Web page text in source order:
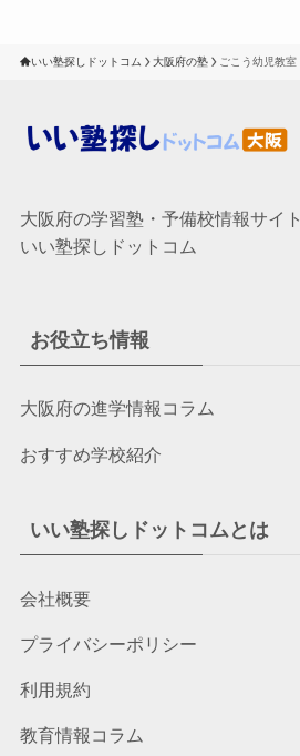
いい塾探しドットコム 大阪府の塾 ごこう幼児教室
大阪府の学習塾・予備校情報サイト
いい塾探しドットコム
お役立ち情報
大阪府の進学情報コラム
おすすめ学校紹介
いい塾探しドットコムとは
会社概要
プライバシーポリシー
利用規約
教育情報コラム